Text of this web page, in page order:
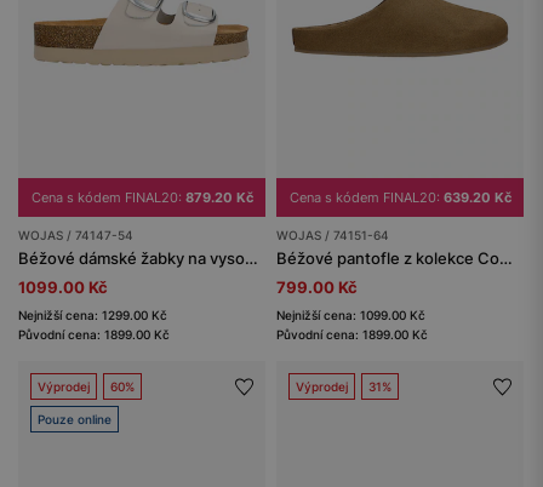
Cena s kódem FINAL20: 879.20 Kč
WOJAS / 74147-54
Béžové dámské žabky na vysoké korkové platformě
1099.00 Kč
Nejnižší cena: 1299.00 Kč
Původní cena: 1899.00 Kč
Cena s kódem FINAL20: 639.20 Kč
WOJAS / 74151-64
Béžové pantofle z kolekce Comfort z velurové štípané kůže
799.00 Kč
Nejnižší cena: 1099.00 Kč
Původní cena: 1899.00 Kč
Výprodej 60%
Pouze online
Výprodej 31%